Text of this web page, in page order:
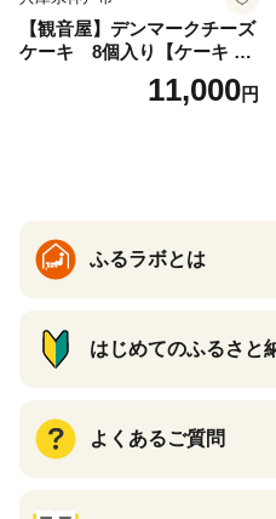
【観音屋】デンマークチーズ
ケーキ 8個入り【ケーキ チ
ーズケーキ 人気スイーツ お
すすめスイーツ 神戸スイー
11,000円
ふるラボとは
はじめてのふるさと
よくあるご質問